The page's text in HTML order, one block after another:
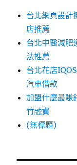
台北網頁設計
店推薦
台北中醫減肥
法推薦
台北花店
汽車借款
加盟什麼最賺
竹融資
(無標題)